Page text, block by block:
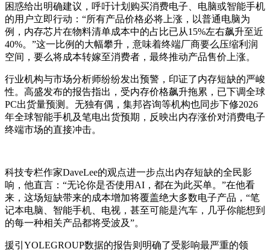
困惑给出明确建议，呼吁计划购买消费电子、电脑或智能手机
的用户立即行动：“所有产品价格必将上涨，以普通电脑为
例，内存芯片在物料清单成本中的占比已从15%左右飙升至近
40%。”这一比例的大幅攀升，意味着终端厂商要么压缩利润
空间，要么将成本转嫁至消费者，最终推动产品售价上涨。
行业机构与市场分析师纷纷发出预警，印证了内存短缺的严峻
性。高盛发布的报告指出，受内存价格飙升拖累，已下调全球
PC出货量预测。无独有偶，集邦咨询等机构也同步下修2026
年全球智能手机及笔电出货预期，反映出内存涨价对消费电子
终端市场的直接冲击。
科技专栏作家DaveLee的观点进一步点出内存短缺的全民影
响，他直言：“无论你是否使用AI，都在为此买单。”在他看
来，这场短缺带来的成本增加将覆盖绝大多数电子产品，“笔
记本电脑、智能手机、电视，甚至可能是汽车，几乎你能想到
的每一种相关产品都将受波及”。
援引YOLEGROUP数据的报告则明确了受影响最严重的领